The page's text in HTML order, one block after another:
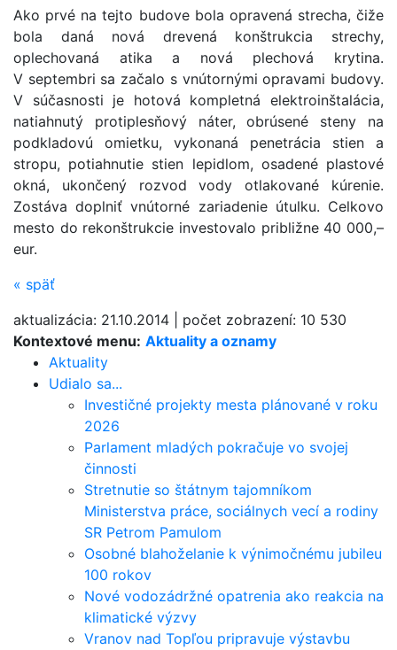
Kontextové menu: Aktuality a oznamy
Aktuality
Udialo sa...
Investičné projekty mesta plánované v roku
2026
Parlament mladých pokračuje vo svojej
činnosti
Stretnutie so štátnym tajomníkom
Ministerstva práce, sociálnych vecí a rodiny
SR Petrom Pamulom
Osobné blahoželanie k výnimočnému jubileu
100 rokov
Nové vodozádržné opatrenia ako reakcia na
klimatické výzvy
Vranov nad Topľou pripravuje výstavbu
Ako prvé na tejto budove bola opravená strecha, čiže
bola daná nová drevená konštrukcia strechy,
oplechovaná atika a nová plechová krytina.
V septembri sa začalo s vnútornými opravami budovy.
V súčasnosti je hotová kompletná elektroinštalácia,
natiahnutý protiplesňový náter, obrúsené steny na
podkladovú omietku, vykonaná penetrácia stien a
stropu, potiahnutie stien lepidlom, osadené plastové
okná, ukončený rozvod vody otlakované kúrenie.
Zostáva doplniť vnútorné zariadenie útulku. Celkovo
mesto do rekonštrukcie investovalo približne 40 000,–
eur.
« späť
aktualizácia: 21.10.2014 počet zobrazení: 10 530